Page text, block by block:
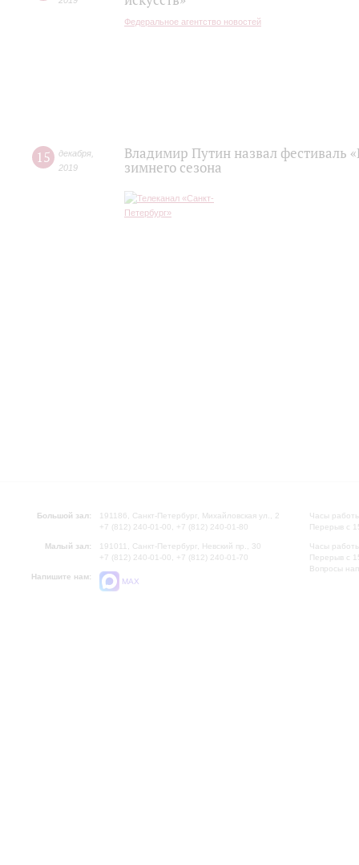
Федеральное агентство новостей
15 декабря
2019
Владимир Путин назвал фестиваль
зимнего сезона
Большой зал:
191186, Санкт-Петербург, Михайловская ул., 2
+7 (812) 240-01-00, +7 (812) 240-01-80
Малый зал:
191011, Санкт-Петербург, Невский пр., 30
+7 (812) 240-01-00, +7 (812) 240-01-70
Напишите нам:
MAX
Часы
Перерыв с
Часы
Перерыв с
Вопросы